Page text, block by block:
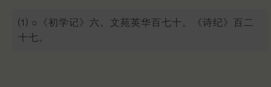
⑴ ○《初学记》六。文苑英华百七十。《诗纪》百二
十七。